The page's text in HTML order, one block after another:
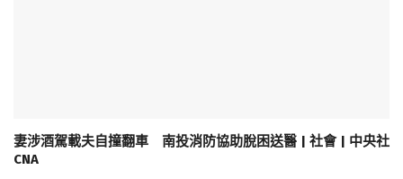
妻涉酒駕載夫自撞翻車 南投消防協助脫困送醫 | 社會 | 中央社
CNA